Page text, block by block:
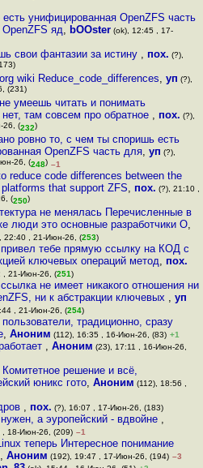
унифицированная OpenZFS часть
яд, bOOster(ok), 12:45 , 17-
свои фантазии за истину , пох. (?),
wiki Reduce_code_differences, уп (?),
(231)
умеешь читать и понимать
нет, там совсем про обратное , пох. (?),
26, (232)
ровно то, с чем ты споришь есть
OpenZFS часть для,уп (?),
26, (248) –1
reduce code differences between the
that support ZFS, пох. (?), 21:10 ,
(250)
не менялась Перечисленные в
люди это основные разработчики O,
22:40 , 21-Июн-26, (253)
тебе прямую ссылку на КОД с
ключевых операций метод, пох.
, 21-Июн-26, (251)
не имеет никакого отношения ни
ни к абстракции ключевых , уп
, 21-Июн-26, (254)
традиционно, сразу
, Аноним (112), 16:35 , 16-Июн-26, (83) +1
,Аноним (23), 17:11 , 16-Июн-26,
решение и всё,
юникс гото, Аноним (112), 18:56 ,
, пох. (?), 16:07 , 17-Июн-26, (183)
а эуропейский - вдвойне ,
, 18-Июн-26, (209) –1
теперь Интересное понимание
, Аноним (192), 19:47 , 17-Июн-26, (194) –3